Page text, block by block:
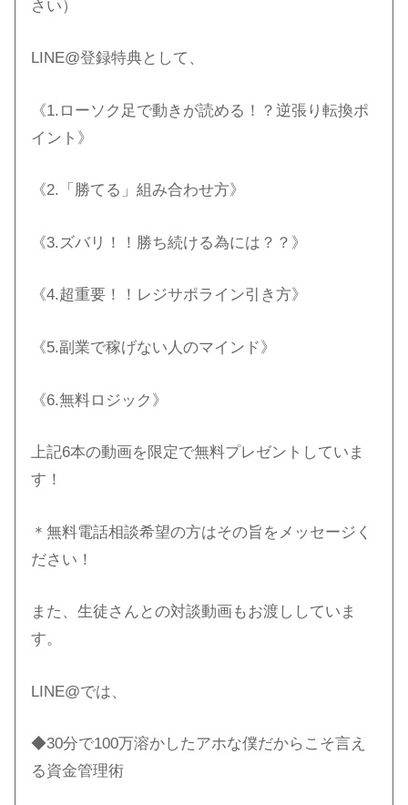
さい）
LINE@登録特典として、
《1.ローソク足で動きが読める！？逆張り転換ポ
イント》
《2.「勝てる」組み合わせ方》
《3.ズバリ！！勝ち続ける為には？？》
《4.超重要！！レジサポライン引き方》
《5.副業で稼げない人のマインド》
《6.無料ロジック》
上記6本の動画を限定で無料プレゼントしていま
す！
＊無料電話相談希望の方はその旨をメッセージく
ださい！
また、生徒さんとの対談動画もお渡ししていま
す。
LINE@では、
◆30分で100万溶かしたアホな僕だからこそ言え
る資金管理術